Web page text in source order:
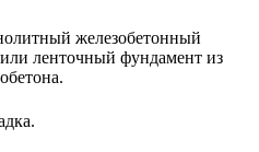
железобетонный
ленточный фундамент из